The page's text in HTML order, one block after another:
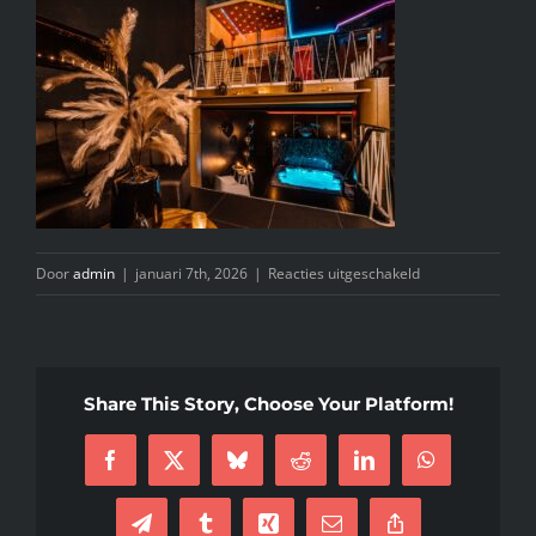
INFO
KIDS SPA PARTY
GIFTCARD
CONTACT
Dooradmin | januari 7th, 2026 | Reacties uitgeschakeldvoor
WhatsApp
07
16.23.37
(34)
Share This Story, Choose Your Platform!
Facebook
X BlueskyReddit LinkedInWhatsApp
TelegramTumblrXing
E-
Copy